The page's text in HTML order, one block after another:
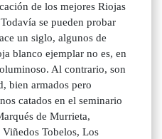
de los mejores Riojas
se pueden probar
un siglo, algunos de
blanco ejemplar no es, en
Al contrario, son
bien armados pero
catados en el seminario
de Murrieta,
Tobelos, Los